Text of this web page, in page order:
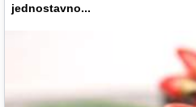
jednostavno...